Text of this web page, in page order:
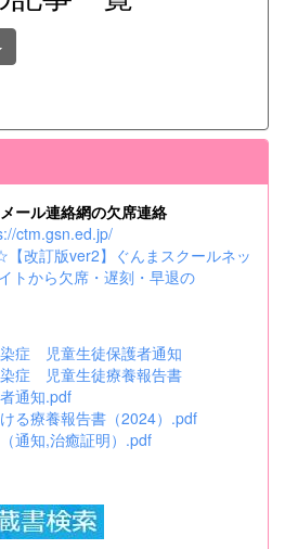
ール連絡網の欠席連絡
ctm.gsn.ed.jp/
改訂版ver2】ぐんまスクールネッ
トから欠席・遅刻・早退の
症 児童生徒保護者通知
症 児童生徒療養報告書
通知.pdf
る療養報告書（2024）.pdf
通知,治癒証明）.pdf